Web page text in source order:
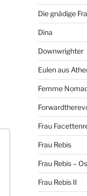
Die gnädige
Dina
Downwrighter
Eulen aus
Femme
Frau
Frau Rebis
Frau Rebis –
Frau Rebis II